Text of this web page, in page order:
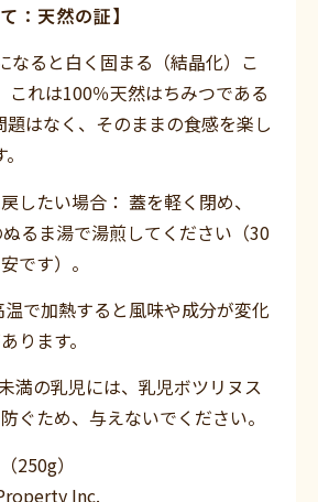
：天然の証】
なると白く固まる（結晶化）こ
これは100％天然はちみつである
題はなく、そのままの食感を楽し
したい場合： 蓋を軽く閉め、
るま湯で湯煎してください（30
です）。
温で加熱すると風味や成分が変化
ります。
満の乳児には、乳児ボツリヌス
ぐため、与えないでください。
250g）
Inc.